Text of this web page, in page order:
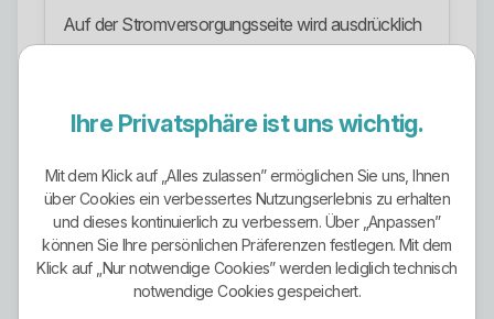
Auf der Stromversorgungsseite wird ausdrücklich
genannt, dass über 4.000 Kunden der
Auch in der Grundversorgung wird 100 Prozent
genannt.
Für Gewerbekunden wird ebenfalls 100 Prozent
Naturstrom erwähnt. Damit ist Ökostrom nicht nur
ein kleines Zusatzprodukt, sondern prägt den
gesamten Stromauftritt des Anbieters.
Ihre Privatsphäre ist uns wichtig.
Mit dem Klick auf „Alles zulassen” ermöglichen Sie uns, Ihnen
über Cookies ein verbessertes Nutzungserlebnis zu erhalten
und dieses kontinuierlich zu verbessern. Über „Anpassen”
können Sie Ihre persönlichen Präferenzen festlegen. Mit dem
Klick auf „Nur notwendige Cookies” werden lediglich technisch
notwendige Cookies gespeichert.